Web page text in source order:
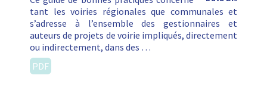
tant les voiries régionales que communales et
s’adresse à l’ensemble des gestionnaires et
auteurs de projets de voirie impliqués, directement
ou indirectement, dans des …
PDF